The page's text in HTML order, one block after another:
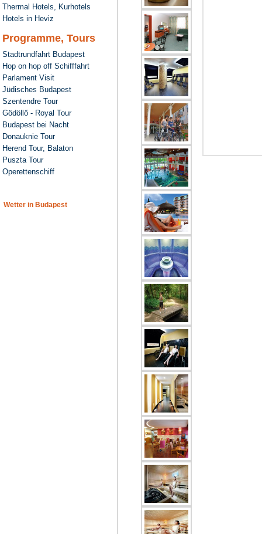
Thermal Hotels, Kurhotels
Hotels in Heviz
Programme, Tours
Stadtrundfahrt Budapest
Hop on hop off Schifffahrt
Parlament Visit
Jüdisches Budapest
Szentendre Tour
Gödöllő - Royal Tour
Budapest bei Nacht
Donauknie Tour
Herend Tour, Balaton
Puszta Tour
Operettenschiff
Wetter in Budapest